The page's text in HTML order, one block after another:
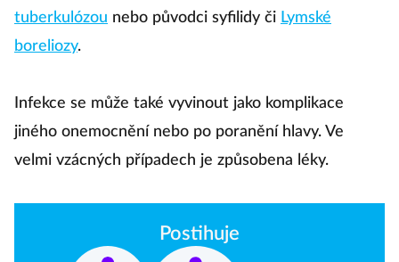
tuberkulózou nebo původci syfilidy či Lymské
boreliozy.
Infekce se může také vyvinout jako komplikace
jiného onemocnění nebo po poranění hlavy. Ve
velmi vzácných případech je způsobena léky.
Postihuje